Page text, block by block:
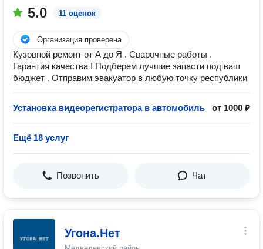
5.0 11 оценок
Организация проверена
Кузовной ремонт от А до Я . Сварочные работы .
Гарантия качества ! Подберем лучшие запасти под ваш
бюджет . Отправим эвакуатор в любую точку республики
Установка видеорегистратора в автомобиль от 1000 ₽
Ещё 18 услуг
Позвонить Чат
Угона.Нет